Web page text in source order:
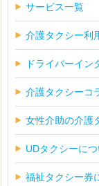
サービス一覧
介護タクシー利
ドライバーイン
介護タクシーコ
女性介助の介護
UDタクシーに
福祉タクシー券